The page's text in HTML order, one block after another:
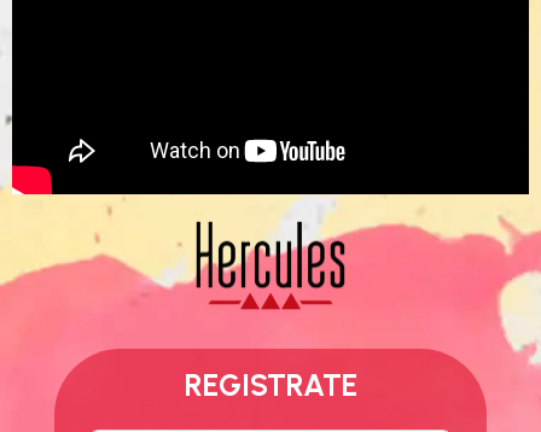
REGISTRATE